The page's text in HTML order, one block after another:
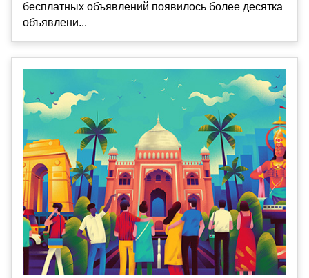
бесплатных объявлений появилось более десятка
объявлени...